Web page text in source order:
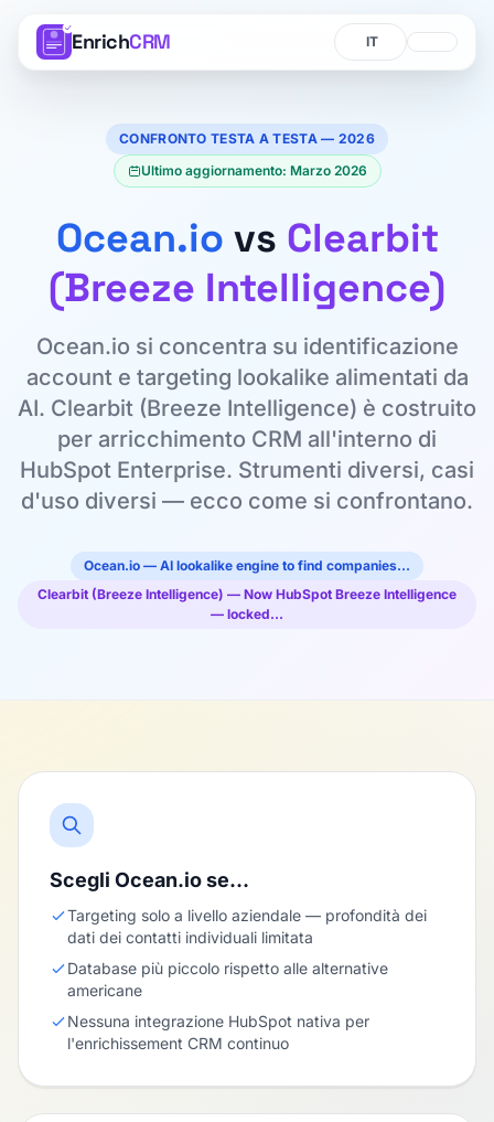
EnrichCRM Lingua
Lingua
CONFRONTO TESTA A TESTA — 2026
Ultimo aggiornamento: Marzo 2026
Ocean.io vs Clearbit
(Breeze Intelligence)
Ocean.io si concentra su identificazione
account e targeting lookalike alimentati da
AI. Clearbit (Breeze Intelligence) è costruito
per arricchimento CRM all'interno di
HubSpot Enterprise. Strumenti diversi, casi
d'uso diversi — ecco come si confrontano.
Ocean.io — AI lookalike engine to find companies…
Clearbit (Breeze Intelligence) — Now HubSpot Breeze Intelligence
— locked…
Scegli Ocean.io se…
Targeting solo a livello aziendale — profondità dei
dati dei contatti individuali limitata
Database più piccolo rispetto alle alternative
americane
Nessuna integrazione HubSpot nativa per
l'enrichissement CRM continuo